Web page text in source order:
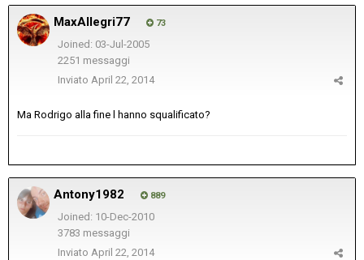
MaxAllegri77 73
Joined: 03-Jul-2005
2251 messaggi
Inviato April 22, 2014
Ma Rodrigo alla fine l hanno squalificato?
Antony1982 889
Joined: 10-Dec-2010
3783 messaggi
Inviato April 22, 2014